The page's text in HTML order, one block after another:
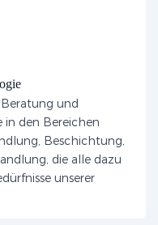
und
den Bereichen
Beschichtung,
die alle dazu
unserer